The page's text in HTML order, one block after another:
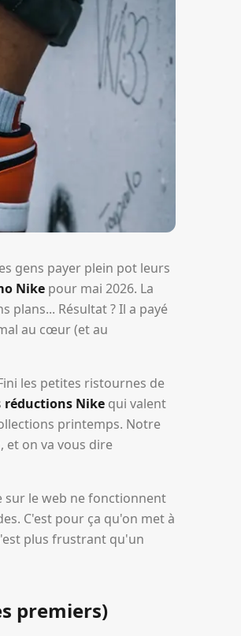
gens payer plein pot leurs
Nike pour mai 2026. La
plans... Résultat ? Il a payé
au cœur (et au
les petites ristournes de
réductions Nike qui valent
printemps. Notre
et on va vous dire
sur le web ne fonctionnent
C'est pour ça qu'on met à
plus frustrant qu'un
premiers)